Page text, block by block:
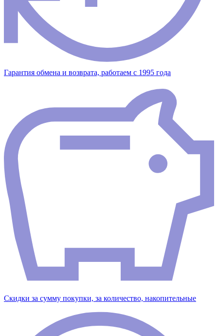
Гарантия обмена и возврата, работаем с 1995 года
Скидки за сумму покупки, за количество, накопительные